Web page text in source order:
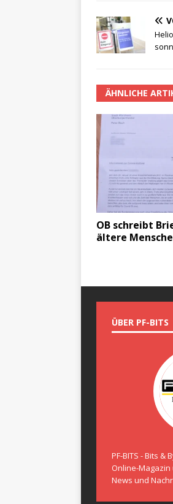
ÄHNLICHE
OB schreibt
ältere
ÜBER PF-BITS
PF-BITS - Bits &
Online-
News und